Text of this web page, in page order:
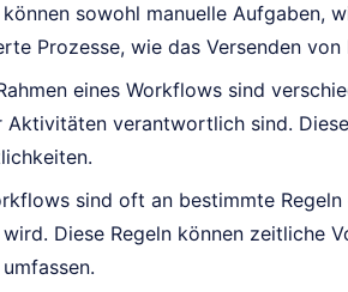
sowohl manuelle Aufgaben,
Prozesse, wie das Versenden von
eines Workflows sind
Aktivitäten verantwortlich sind.
sind oft an bestimmte
Diese Regeln können zeitliche